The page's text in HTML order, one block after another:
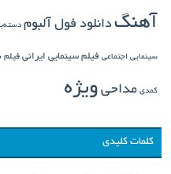
آهنگدانلود فول آلبوم
سینمایی اجتماعی فیلم سینمایی ایرانی فیلم
کمدی مداحی ویژه
کلمات کلیدی